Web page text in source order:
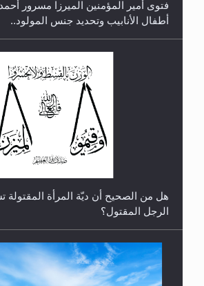
رأيٌ في لغة المسيح الموعود عليه السلام..
فتوى أمير المؤمنين الميرزا مسرور
أطفال الأنابيب وتحديد جنس المولود..
هل من الصحيح أن ديّة المرأة
الرجل المقتول؟